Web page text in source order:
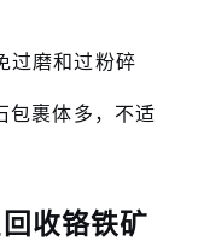
过磨和过粉碎
包裹体多，不适
收铬铁矿